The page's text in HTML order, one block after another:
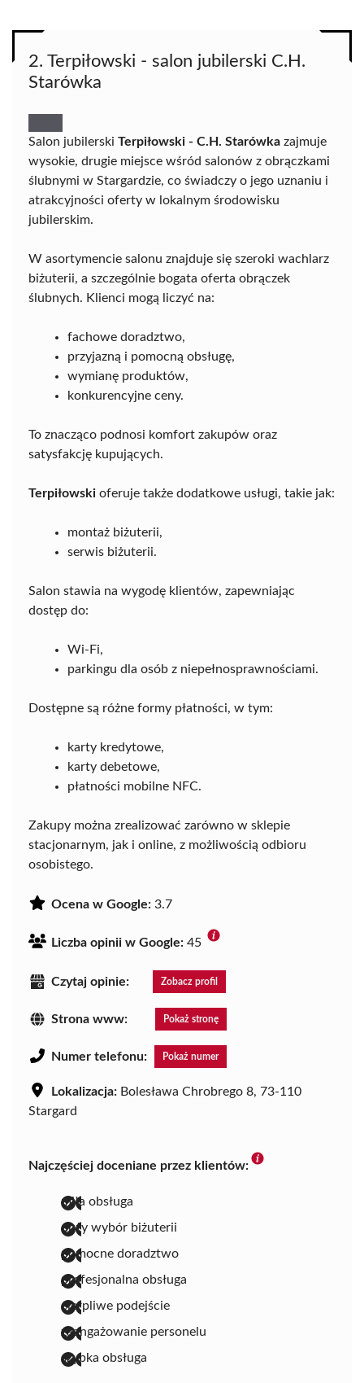
2. Terpiłowski - salon jubilerski C.H.
Starówka
Salon jubilerski Terpiłowski - C.H. Starówka zajmuje
wysokie, drugie miejsce wśród salonów z obrączkami
ślubnymi w Stargardzie, co świadczy o jego uznaniu i
atrakcyjności oferty w lokalnym środowisku
jubilerskim.
W asortymencie salonu znajduje się szeroki wachlarz
biżuterii, a szczególnie bogata oferta obrączek
ślubnych. Klienci mogą liczyć na:
fachowe doradztwo,
przyjazną i pomocną obsługę,
wymianę produktów,
konkurencyjne ceny.
To znacząco podnosi komfort zakupów oraz
satysfakcję kupujących.
Terpiłowski oferuje także dodatkowe usługi, takie jak:
montaż biżuterii,
serwis biżuterii.
Salon stawia na wygodę klientów, zapewniając
dostęp do:
Wi-Fi,
parkingu dla osób z niepełnosprawnościami.
Dostępne są różne formy płatności, w tym:
karty kredytowe,
karty debetowe,
płatności mobilne NFC.
Zakupy można zrealizować zarówno w sklepie
stacjonarnym, jak i online, z możliwością odbioru
osobistego.
Ocena w Google: 3.7
Liczba opinii w Google: 45
Czytaj opinie: Zobacz profil
Strona www: Pokaż stronę
Numer telefonu: Pokaż numer
Lokalizacja: Bolesława Chrobrego 8, 73-110
Stargard
Najczęściej doceniane przez klientów:
miła obsługa
duży wybór biżuterii
pomocne doradztwo
profesjonalna obsługa
cierpliwe podejście
zaangażowanie personelu
szybka obsługa